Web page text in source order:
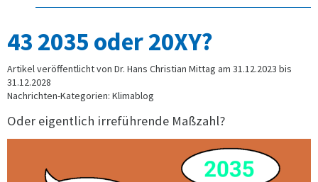
43 2035 oder 20XY?
Artikel veröffentlicht von Dr. Hans Christian Mittag am 31.12.2023 bis
31.12.2028
Nachrichten-Kategorien: Klimablog
Oder eigentlich irreführende Maßzahl?